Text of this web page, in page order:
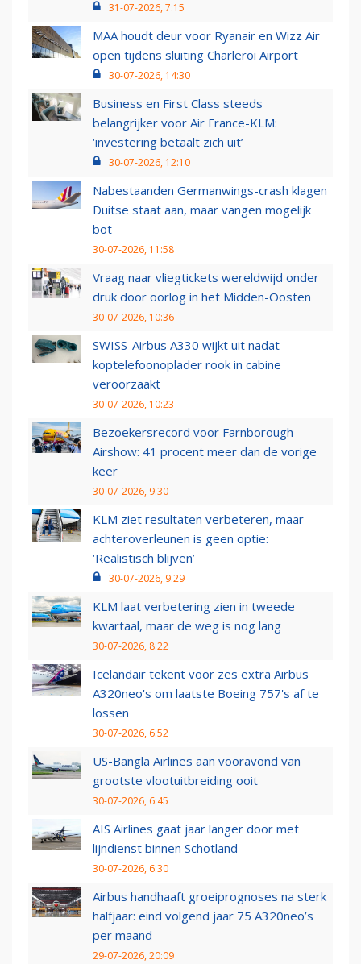
31-07-2026, 7:15
MAA houdt deur voor Ryanair en Wizz Air
open tijdens sluiting Charleroi Airport
30-07-2026, 14:30
Business en First Class steeds
belangrijker voor Air France-KLM:
‘investering betaalt zich uit’
30-07-2026, 12:10
Nabestaanden Germanwings-crash klagen
Duitse staat aan, maar vangen mogelijk
bot
30-07-2026, 11:58
Vraag naar vliegtickets wereldwijd onder
druk door oorlog in het Midden-Oosten
30-07-2026, 10:36
SWISS-Airbus A330 wijkt uit nadat
koptelefoonoplader rook in cabine
veroorzaakt
30-07-2026, 10:23
Bezoekersrecord voor Farnborough
Airshow: 41 procent meer dan de vorige
keer
30-07-2026, 9:30
KLM ziet resultaten verbeteren, maar
achteroverleunen is geen optie:
‘Realistisch blijven’
30-07-2026, 9:29
KLM laat verbetering zien in tweede
kwartaal, maar de weg is nog lang
30-07-2026, 8:22
Icelandair tekent voor zes extra Airbus
A320neo's om laatste Boeing 757's af te
lossen
30-07-2026, 6:52
US-Bangla Airlines aan vooravond van
grootste vlootuitbreiding ooit
30-07-2026, 6:45
AIS Airlines gaat jaar langer door met
lijndienst binnen Schotland
30-07-2026, 6:30
Airbus handhaaft groeiprognoses na sterk
halfjaar: eind volgend jaar 75 A320neo’s
per maand
29-07-2026, 20:09